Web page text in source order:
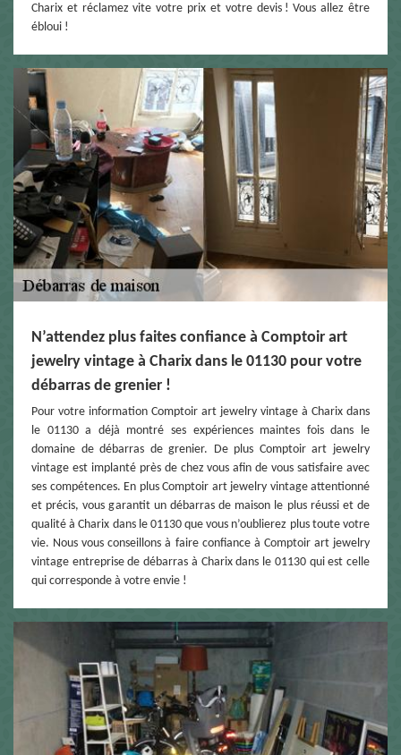
Charix et réclamez vite votre prix et votre devis ! Vous allez être
ébloui !
N’attendez plus faites confiance à Comptoir art
jewelry vintage à Charix dans le 01130 pour votre
débarras de grenier !
Pour votre information Comptoir art jewelry vintage à Charix dans
le 01130 a déjà montré ses expériences maintes fois dans le
domaine de débarras de grenier. De plus Comptoir art jewelry
vintage est implanté près de chez vous afin de vous satisfaire avec
ses compétences. En plus Comptoir art jewelry vintage attentionné
et précis, vous garantit un débarras de maison le plus réussi et de
qualité à Charix dans le 01130 que vous n’oublierez plus toute votre
vie. Nous vous conseillons à faire confiance à Comptoir art jewelry
vintage entreprise de débarras à Charix dans le 01130 qui est celle
qui corresponde à votre envie !